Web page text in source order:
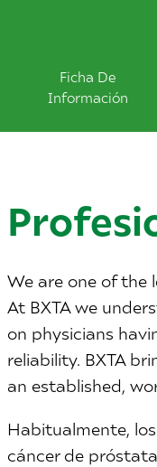
Ficha De
Información
We are one of the
At BXTA we
on physicians
reliability. BXTA
an established,
Habitualmente,
cáncer de